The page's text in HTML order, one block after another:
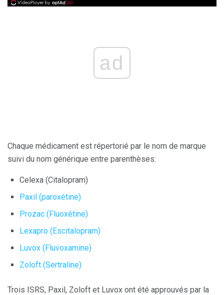
ad
Chaque médicament est répertorié par le nom de marque
suivi du nom générique entre parenthèses:
Celexa (Citalopram)
Paxil (paroxétine)
Prozac (Fluoxétine)
Lexapro (Escitalopram)
Luvox (Fluvoxamine)
Zoloft (Sertraline)
Trois ISRS, Paxil, Zoloft et Luvox ont été approuvés par la